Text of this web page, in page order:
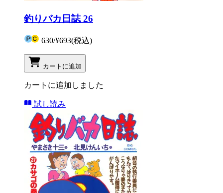
釣りバカ日誌 26
630/¥693(税込)
カートに追加
カートに追加しました
試し読み